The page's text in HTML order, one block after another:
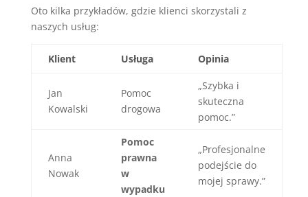
Oto kilka przykładów, gdzie klienci skorzystali z
naszych usług:
Klient Usługa Opinia
Jan
Kowalski
Pomoc
drogowa
„Szybka i
skuteczna
pomoc.”
Anna
Nowak
Pomoc
prawna
w
wypadku
„Profesjonalne
podejście do
mojej sprawy.”